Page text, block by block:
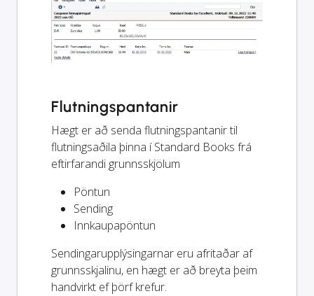
Flutningspantanir
Hægt er að senda flutningspantanir til
flutningsaðila þinna í Standard Books frá
eftirfarandi grunnsskjölum
Pöntun
Sending
Innkaupapöntun
Sendingarupplýsingarnar eru afritaðar af
grunnsskjalinu, en hægt er að breyta þeim
handvirkt ef þörf krefur.